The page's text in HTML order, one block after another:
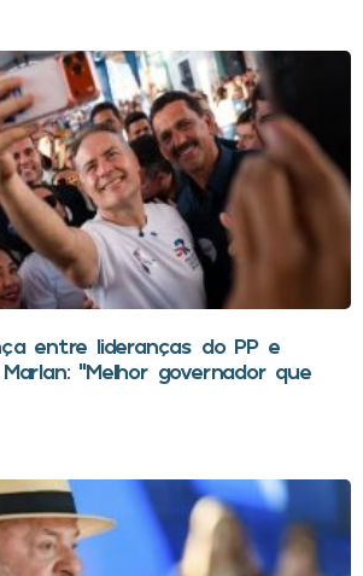
entre lideranças do PP e
“Melhor governador que